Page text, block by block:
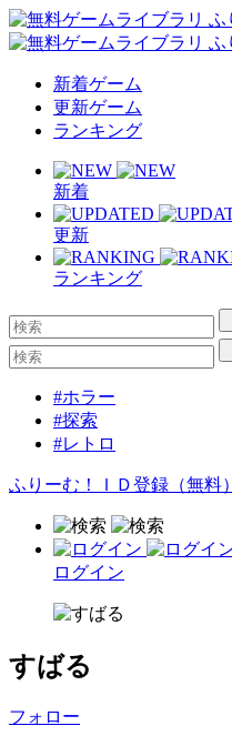
新着ゲーム
更新ゲーム
ランキング
新着
更新
ランキング
#ホラー
#探索
#レトロ
ふりーむ！ＩＤ登録（無料）
ログイン
すばる
フォロー